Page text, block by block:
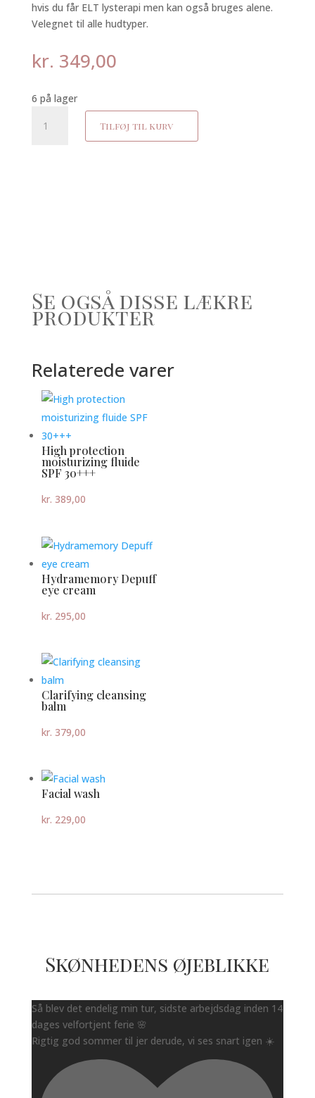
hvis du får ELT lysterapi men kan også bruges alene.
Velegnet til alle hudtyper.
kr. 349,00
6 på lager
booster
Tilføj til kurv
Se også disse lækre
produkter
Relaterede varer
High protection
moisturizing fluide
SPF 30+++
kr. 389,00
Hydramemory Depuff
eye cream
kr. 295,00
Clarifying cleansing
balm
kr. 379,00
Facial wash
kr. 229,00
Skønhedens øjeblikke
Så blev det endelig min tur, sidste arbejdsdag inden 14
dages velfortjent ferie 🌸
Rigtig god sommer til jer derude, vi ses snart igen ☀️